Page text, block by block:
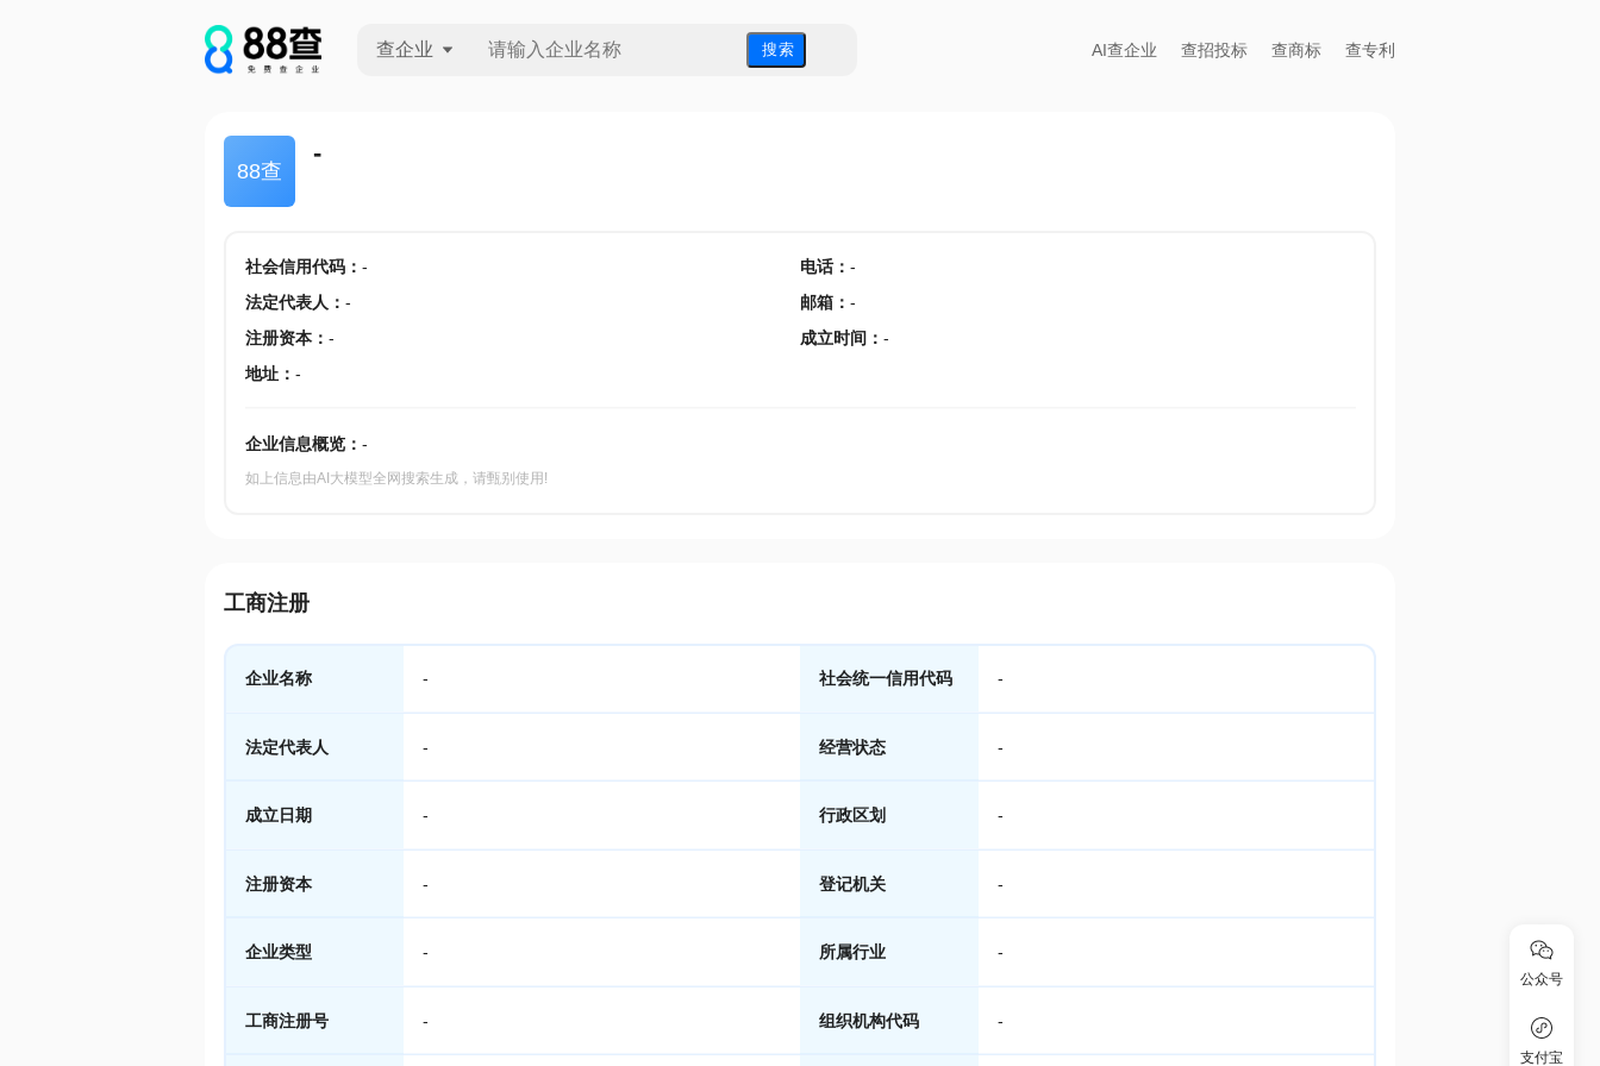
查企业 搜 索 AI查企业 查招投标 查商标 查专利
88查
-
社会信用代码： - 电话： -
法定代表人 ： - 邮箱 ： -
注册资本： - 成立时间 ： -
地址： -
企业信息概览： -
如上信息由AI大模型全网搜索生成，请甄别使用!
工商注册
企业名称 - 社会统一信用代码 -
法定代表人 - 经营状态 -
成立日期 - 行政区划 -
注册资本 - 登记机关 -
企业类型 - 所属行业 -
工商注册号 - 组织机构代码 -
公众号
支付宝